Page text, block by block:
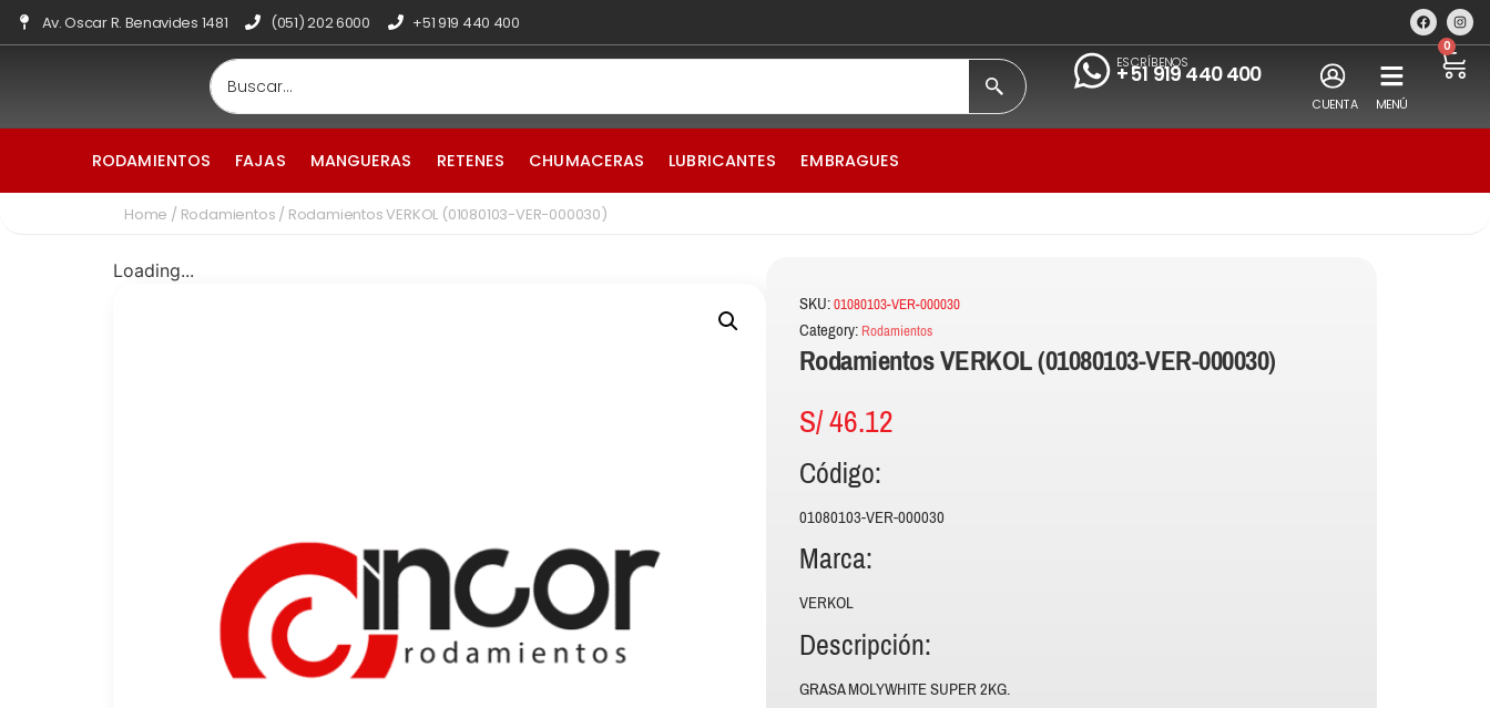
Av. Oscar R. Benavides 1481 (051) 202 6000 +51 919 440 400
ESCRÍBENOS
+51 919 440 400
CUENTA MENÚ
0
RODAMIENTOS FAJAS MANGUERAS RETENES CHUMACERAS LUBRICANTES EMBRAGUES
Home / Rodamientos / Rodamientos VERKOL (01080103-VER-000030)
Loading...
SKU:01080103-VER-000030
Category: Rodamientos
Rodamientos VERKOL (01080103-VER-000030)
S/46.12
Código:
01080103-VER-000030
Marca:
VERKOL
Descripción:
GRASA MOLYWHITE SUPER 2KG.